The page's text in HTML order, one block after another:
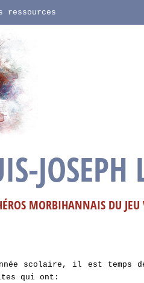
ressources
JOSEPH
MORBIHANNAIS DU
scolaire, il est
qui ont: